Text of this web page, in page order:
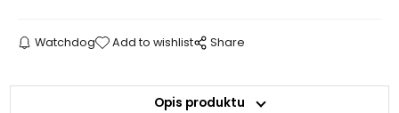
Watchdog Add to wishlist Share
Opis produktu